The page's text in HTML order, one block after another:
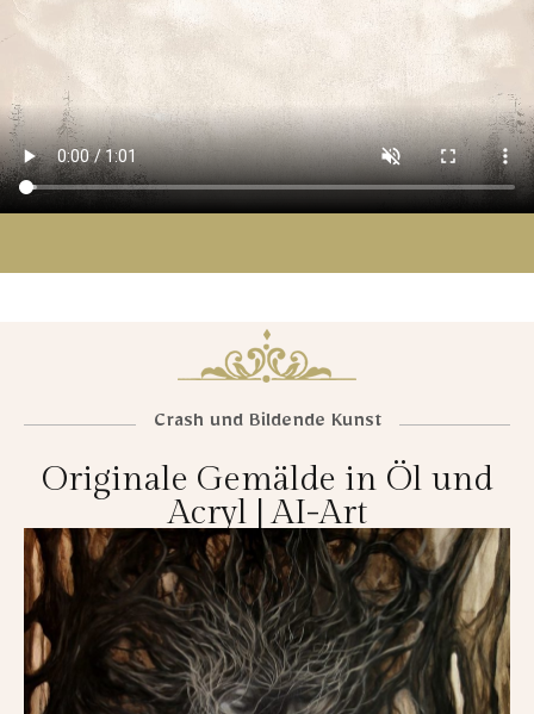
Crash und Bildende Kunst
Originale Gemälde in Öl und
Acryl | AI-Art